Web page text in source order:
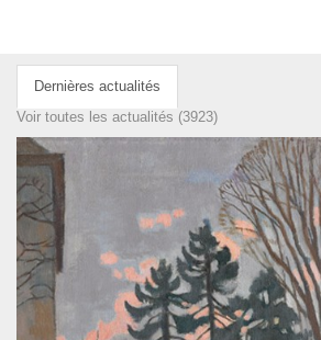
Dernières actualités
Voir toutes les actualités (3923)